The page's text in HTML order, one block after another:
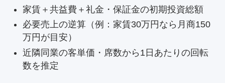
家賃＋共益費＋礼金・保証金の初期投資総額
必要売上の逆算（例：家賃30万円なら月商150
万円が目安）
近隣同業の客単価・席数から1日あたりの回転
数を推定